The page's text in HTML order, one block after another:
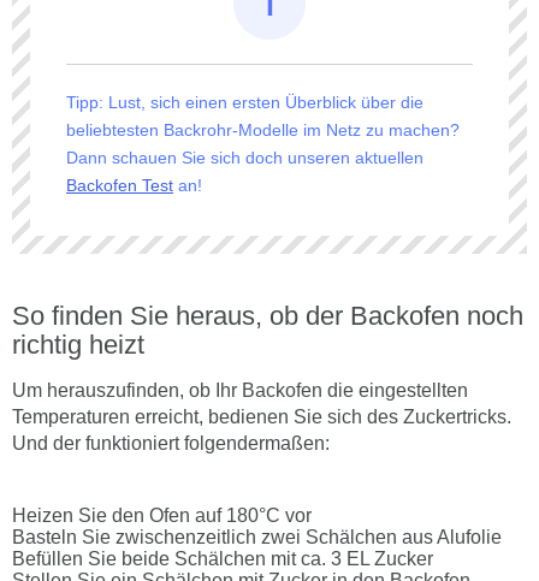
Tipp: Lust, sich einen ersten Überblick über die
beliebtesten Backrohr-Modelle im Netz zu machen?
Dann schauen Sie sich doch unseren aktuellen
Backofen Test an!
So finden Sie heraus, ob der Backofen noch
richtig heizt
Um herauszufinden, ob Ihr Backofen die eingestellten
Temperaturen erreicht, bedienen Sie sich des Zuckertricks.
Und der funktioniert folgendermaßen:
Heizen Sie den Ofen auf 180°C vor
Basteln Sie zwischenzeitlich zwei Schälchen aus Alufolie
Befüllen Sie beide Schälchen mit ca. 3 EL Zucker